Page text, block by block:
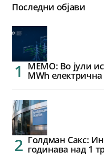
Последни објави
МЕМО: Во јули
MWh електрична
Голдман Сакс:
годинава над 1